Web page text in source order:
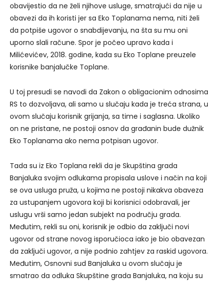
obavijestio da ne želi njihove usluge, smatrajući da nije u
obavezi da ih koristi jer sa Eko Toplanama nema, niti želi
da potpiše ugovor o snabdijevanju, na šta su mu oni
uporno slali račune. Spor je počeo upravo kada i
Milićevićev, 2018. godine, kada su Eko Toplane preuzele
korisnike banjalučke Toplane.
U toj presudi se navodi da Zakon o obligacionim odnosima
RS to dozvoljava, ali samo u slučaju kada je treća strana, u
ovom slučaju korisnik grijanja, sa time i saglasna. Ukoliko
on ne pristane, ne postoji osnov da građanin bude dužnik
Eko Toplanama ako nema potpisan ugovor.
Tada su iz Eko Toplana rekli da je Skupština grada
Banjaluka svojim odlukama propisala uslove i način na koji
se ova usluga pruža, u kojima ne postoji nikakva obaveza
za ustupanjem ugovora koji bi korisnici odobravali, jer
uslugu vrši samo jedan subjekt na području grada.
Međutim, rekli su oni, korisnik je odbio da zaključi novi
ugovor od strane novog isporučioca iako je bio obavezan
da zaključi ugovor, a nije podnio zahtjev za raskid ugovora.
Međutim, Osnovni sud Banjaluka u ovom slučaju je
smatrao da odluka Skupštine grada Banjaluka, na koju su